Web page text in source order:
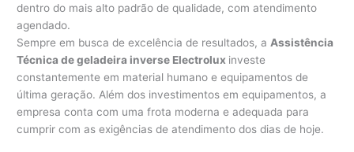
dentro do mais alto padrão de qualidade, com atendimento
agendado.
Sempre em busca de excelência de resultados, a Assistência
Técnica de geladeira inverse Electrolux investe
constantemente em material humano e equipamentos de
última geração. Além dos investimentos em equipamentos, a
empresa conta com uma frota moderna e adequada para
cumprir com as exigências de atendimento dos dias de hoje.